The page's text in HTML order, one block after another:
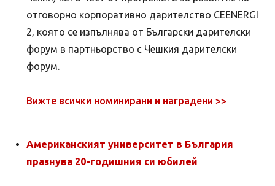
отговорно корпоративно дарителство CEENERGI
2, която се изпълнява от Български дарителски
форум в партньорство с Чешкия дарителски
форум.
Вижте всички номинирани и наградени >>
Американският университет в България
празнува 20-годишния си юбилей